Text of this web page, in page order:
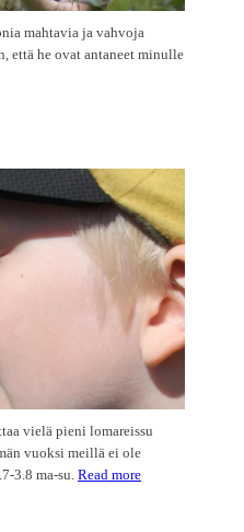
mahtavia ja vahvoja
he ovat antaneet minulle
vielä pieni lomareissu
vuoksi meillä ei ole
3.8 ma-su. Read more